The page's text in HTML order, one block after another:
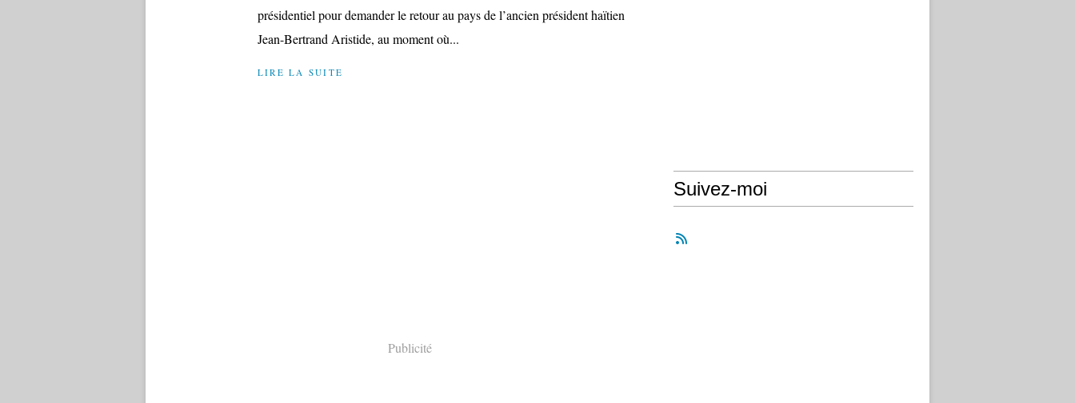
présidentiel pour demander le retour au pays de l’ancien président haïtien
Jean-Bertrand Aristide, au moment où...
LIRE LA SUITE
Publicité
Suivez-moi